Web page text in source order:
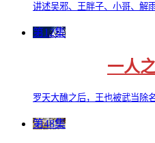
讲述吴邪、王胖子、小哥、解雨
第12集
一人
罗天大醮之后，王也被武当除名
第48集